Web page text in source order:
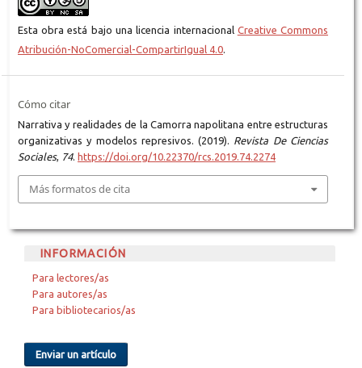
Esta obra está bajo una licencia internacional Creative Commons
Atribución-NoComercial-CompartirIgual 4.0.
Cómo citar
Narrativa y realidades de la Camorra napolitana entre estructuras
organizativas y modelos represivos. (2019). Revista De Ciencias
Sociales, 74. https://doi.org/10.22370/rcs.2019.74.2274
Más formatos de cita
INFORMACIÓN
Para lectores/as
Para autores/as
Para bibliotecarios/as
Enviar un artículo